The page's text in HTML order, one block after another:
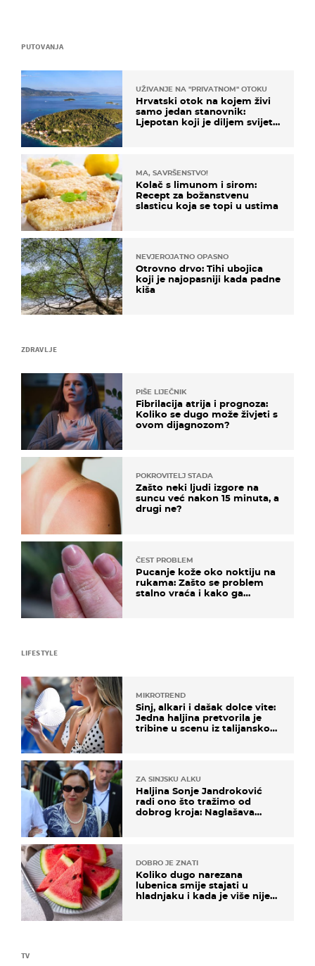
ZDRAVLJE
PIŠE LIJEČNIK
Fibrilacija atrija i prognoza:
Koliko se dugo može živjeti s
ovom dijagnozom?
POKROVITELJ STADA
Zašto neki ljudi izgore na
suncu već nakon 15 minuta, a
drugi ne?
ČEST PROBLEM
Pucanje kože oko noktiju na
rukama: Zašto se problem
stalno vraća i kako ga
TV
PUTOVANJA
UŽIVANJE NA "PRIVATNOM" OTOKU
Hrvatski otok na kojem živi
samo jedan stanovnik:
Ljepotan koji je diljem svijeta
MA, SAVRŠENSTVO!
Kolač s limunom i sirom:
Recept za božanstvenu
slasticu koja se topi u ustima
NEVJEROJATNO OPASNO
Otrovno drvo: Tihi ubojica
koji je najopasniji kada padne
kiša
LIFESTYLE
MIKROTREND
Sinj, alkari i dašak dolce vite:
Jedna haljina pretvorila je
tribine u scenu iz talijanskog
ZA SINJSKU ALKU
Haljina Sonje Jandroković
radi ono što tražimo od
dobrog kroja: Naglašava
DOBRO JE ZNATI
Koliko dugo narezana
lubenica smije stajati u
hladnjaku i kada je više nije